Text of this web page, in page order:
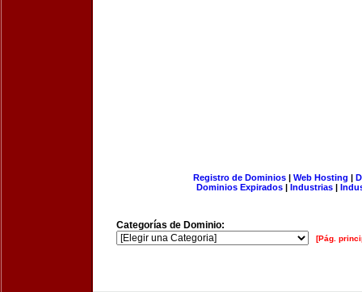
Registro de Dominios| Web Hosting |
Dominios Expirados | Industrias |
Categorías de Dominio:
[Pág.